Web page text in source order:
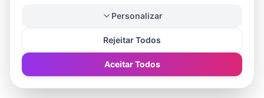
Personalizar
Rejeitar Todos
Aceitar Todos